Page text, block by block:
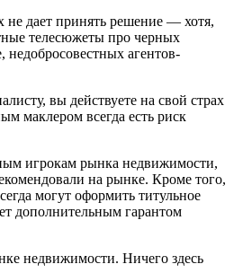
не дает принять решение — хотя,
телесюжеты про черных
недобросовестных агентов-
вы действуете на свой страх
маклером всегда есть риск
игрокам рынка недвижимости,
на рынке. Кроме того,
могут оформить титульное
дополнительным гарантом
недвижимости. Ничего здесь